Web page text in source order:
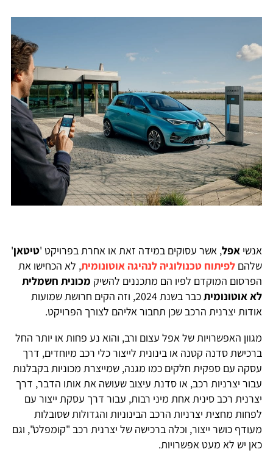
אנשי אפל, אשר עסוקים במידה זאת או אחרת בפרויקט 'טיטאן'
שלהם לפיתוח טכנולוגיה לנהיגה אוטונומית, לא הכחישו את
הפרסום המוקדם לפיו הם מתכננים להשיק מכונית חשמלית
לא אוטונומית
כבר בשנת 2024, וזה הקים חרושת שמועות
אודות יצרנית הרכב שכן תחבור אליהם לצורך הפרויקט.
מגוון האפשרויות של אפל עצום ורב, והוא נע פחות או יותר החל
ברכישת סדנה קטנה או בינונית לייצור כלי רכב מיוחדים, דרך
עסקה עם ספקית חלקים כמו מגנה, שמייצרת מכוניות בקבלנות
עבור יצרניות רכב, או סדנת עיצוב שעושה את אותו הדבר, דרך
יצרנית רכב סינית אחת מיני רבות, עבור דרך עסקת ייצור עם
לפחות מחצית יצרניות הרכב הבינוניות והגדולות שסובלות
מעודף כושר ייצור, וכלה ברכישה של יצרנית רכב "קומפלט", וגם
כאן יש לא מעט אפשרויות.